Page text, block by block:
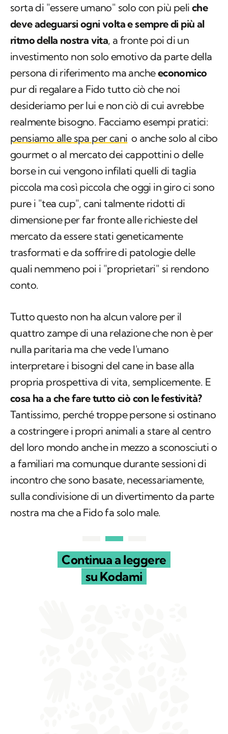
sorta di "essere umano" solo con più peli che
deve adeguarsi ogni volta e sempre di più al
ritmo della nostra vita, a fronte poi di un
investimento non solo emotivo da parte della
persona di riferimento ma ancheeconomico
pur di regalare a Fido tutto ciò che noi
desideriamo per lui e non ciò di cui avrebbe
realmente bisogno. Facciamo esempi pratici:
pensiamo alle spa per cani o anche solo al cibo
gourmet o al mercato dei cappottini o delle
borse in cui vengono infilati quelli di taglia
piccola ma così piccola che oggi in giro ci sono
pure i "tea cup", cani talmente ridotti di
dimensione per far fronte alle richieste del
mercato da essere stati geneticamente
trasformati e da soffrire di patologie delle
quali nemmeno poi i "proprietari" si rendono
conto.
Tutto questo non ha alcun valore per il
quattro zampe di una relazione che non è per
nulla paritaria ma che vede l'umano
interpretare i bisogni del cane in base alla
propria prospettiva di vita, semplicemente. E
cosa ha a che fare tutto ciò con le festività?
Tantissimo, perché troppe persone si ostinano
a costringere i propri animali a stare al centro
del loro mondo anche in mezzo a sconosciuti o
a familiari ma comunque durante sessioni di
incontro che sono basate, necessariamente,
sulla condivisione di un divertimento da parte
nostra ma che a Fido fa solo male.
Continua a leggere
su Kodami